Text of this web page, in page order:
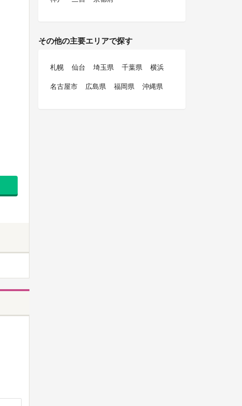
その他の主要エリアで探す
札幌 仙台 埼玉県 千葉県
横浜
名古屋市
広島県 福岡県 沖縄県